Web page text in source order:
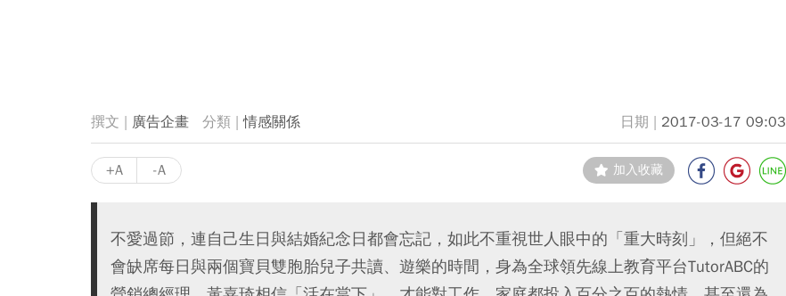
廣告企畫 情感關係 2017-03-17 09:03
+A -A 加入收藏
不愛過節，連自己生日與結婚紀念日都會忘記，如此不重視世人眼中的「重大時刻」，但絕不
會缺席每日與兩個寶貝雙胞胎兒子共讀、遊樂的時間，身為全球領先線上教育平台TutorABC的